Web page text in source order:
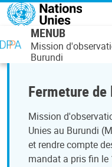
Aller au contenu principal
MENUB
Mission
Burundi
Fermeture de
Mission
Unies au Burundi
et rendre compte
mandat a pris fin le